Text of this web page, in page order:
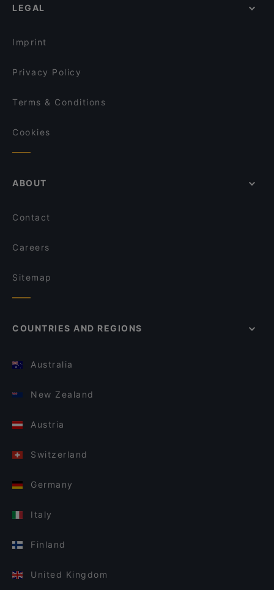
Griechisches Restaurant Poseidon
Restaurants For Groups in Leipzig
LEGAL
Imprint
Privacy Policy
Terms & Conditions
Cookies
ABOUT
Contact
Careers
Sitemap
COUNTRIES AND REGIONS
Australia
New Zealand
Austria
Switzerland
Germany
Italy
Finland
United Kingdom